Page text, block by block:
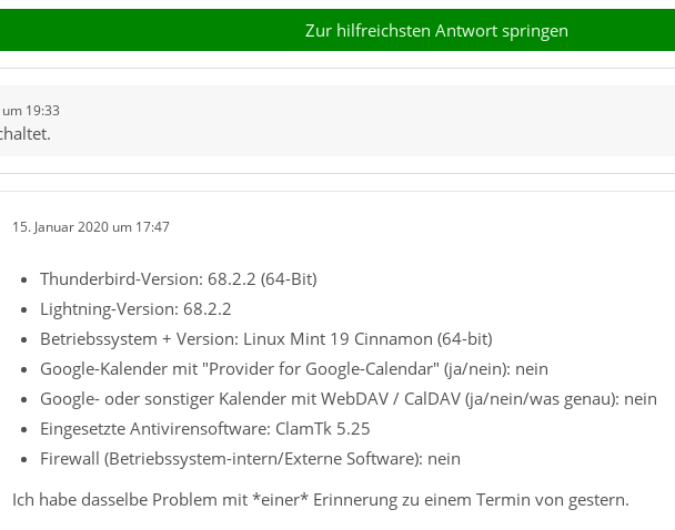
Zur hilfreichsten Antwort springen
19:33
15. Januar 2020 um 17:47
Thunderbird-Version: 68.2.2 (64-Bit)
Lightning-Version: 68.2.2
Betriebssystem + Version: Linux Mint 19 Cinnamon (64-bit)
Google-Kalender mit "Provider for Google-Calendar" (ja/nein): nein
Google- oder sonstiger Kalender mit WebDAV / CalDAV (ja/nein/was genau): nein
Eingesetzte Antivirensoftware: ClamTk 5.25
Firewall (Betriebssystem-intern/Externe Software): nein
Ich habe dasselbe Problem mit *einer* Erinnerung zu einem Termin von gestern.